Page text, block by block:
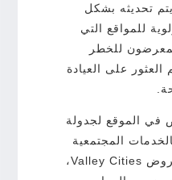
تحديثه بشكل
للمواقع التي
للخطر
على العيادة
في الموقع لجدولة
المجتمعية
وتثقيف الجمهور حول عروض Valley Cities،